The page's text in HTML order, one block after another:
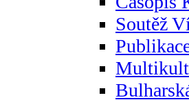
Soutěž